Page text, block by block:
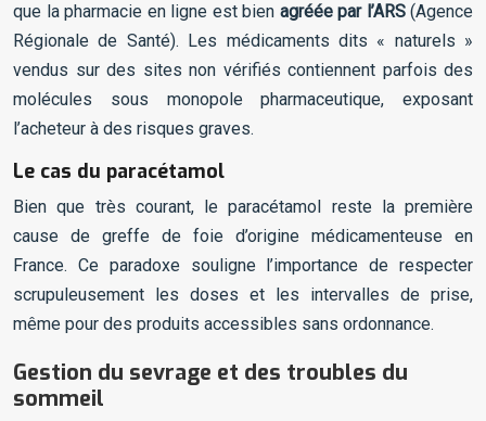
que la pharmacie en ligne est bien agréée par l’ARS(Agence
Régionale de Santé). Les médicaments dits « naturels »
vendus sur des sites non vérifiés contiennent parfois des
molécules sous monopole pharmaceutique, exposant
l’acheteur à des risques graves.
Le cas du paracétamol
Bien que très courant, le paracétamol reste la première
cause de greffe de foie d’origine médicamenteuse en
France. Ce paradoxe souligne l’importance de respecter
scrupuleusement les doses et les intervalles de prise,
même pour des produits accessibles sans ordonnance.
Gestion du sevrage et des troubles du
sommeil